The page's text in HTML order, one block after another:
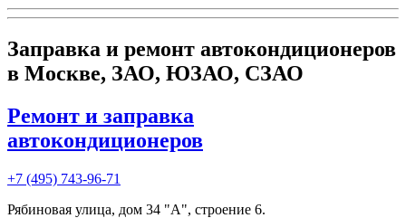
Заправка и ремонт автокондиционеров
в Москве, ЗАО, ЮЗАО, СЗАО
Ремонт и заправка
автокондиционеров
+7 (495) 743-96-71
Рябиновая улица, дом 34 "А", строение 6.